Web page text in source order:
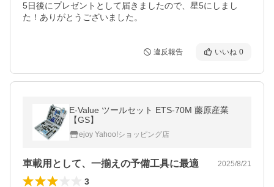
5日後にプレゼントとして届きましたので、星5にしまし
た！ありがとうございました。
違反報告 いいね 0
E-Value ツールセット ETS-70M 藤原産業
【GS】
ejoy Yahoo!ショッピング店
車載用として、一揃えの予備工具に最適 2025/8/21
3